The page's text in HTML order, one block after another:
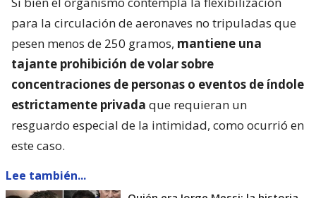
para la circulación de aeronaves no tripuladas que
pesen menos de 250 gramos, mantiene una
tajante prohibición de volar sobre
concentraciones de personas o eventos de índole
estrictamente privada que requieran un
resguardo especial de la intimidad, como ocurrió en
este caso.
Lee también...